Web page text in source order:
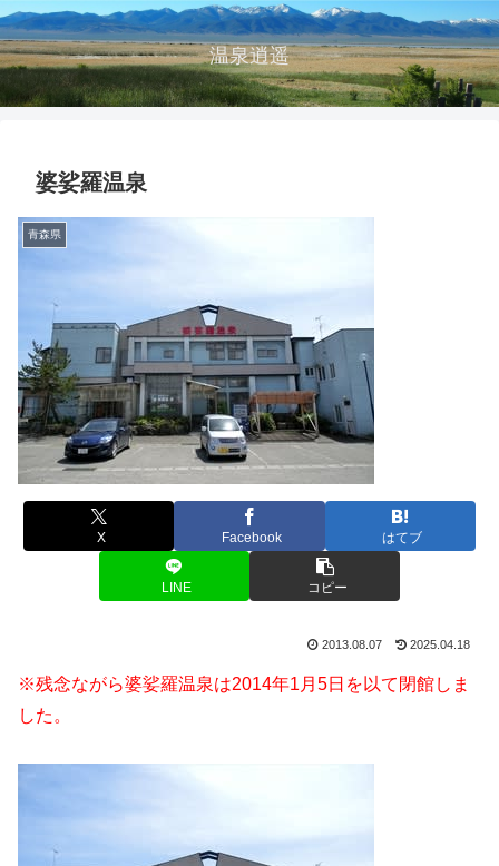
温泉逍遥
婆娑羅温泉
青森県
X Facebook はてブ
LINE コピー
2013.08.07 2025.04.18
※残念ながら婆娑羅温泉は2014年1月5日を以て閉館しま
した。